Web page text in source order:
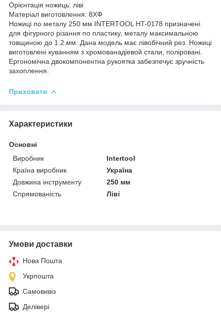
Орієнтація ножиць: ліві
Матеріал виготовлення: 8ХФ
Ножиці по металу 250 мм INTERTOOL HT-0178 призначені
для фігурного різання по пластику, металу максимальною
товщиною до 1.2 мм. Дана модель має лівобічний рез. Ножиці
виготовлені куванням з хромованадіевой стали, поліровані.
Ергономічна двокомпонентна рукоятка забезпечує зручність
захоплення.
Приховати
Характеристики
Основні
Виробник
Intertool
Країна виробник
Україна
Довжина інструменту
250 мм
Спрямованість
Ліві
Умови доставки
Нова Пошта
Укрпошта
Самовивіз
Делівері